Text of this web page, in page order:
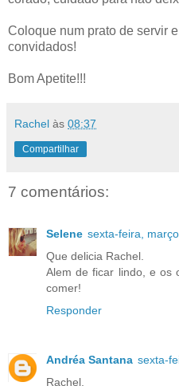
Coloque num prato de servir
convidados!
Bom Apetite!!!
Rachel às 08:37
Compartilhar
7 comentários:
Selene sexta-feira,
Que delicia Rachel.
Alem de ficar lindo, e os
comer!
Responder
Andréa Santana sexta-
Rachel,